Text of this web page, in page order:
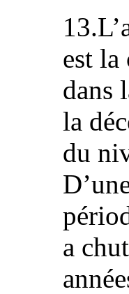
est la
dans
la
du
a